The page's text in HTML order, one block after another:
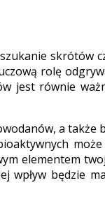
skrótów
rolę
jest równie
a
elementem
będzie